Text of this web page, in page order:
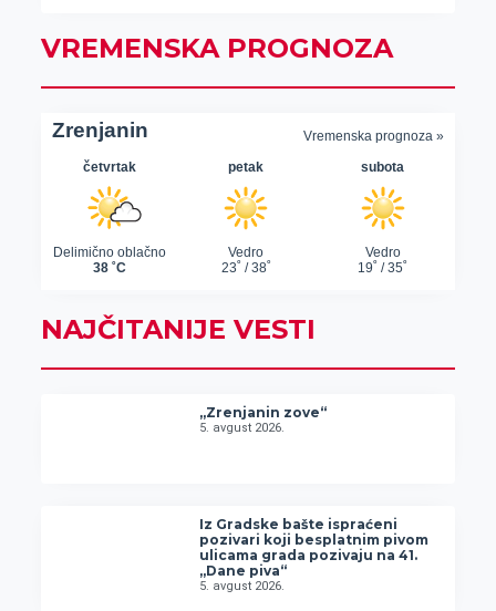
VREMENSKA PROGNOZA
NAJČITANIJE VESTI
„Zrenjanin zove“
5. avgust 2026.
Iz Gradske bašte ispraćeni
pozivari koji besplatnim pivom
ulicama grada pozivaju na 41.
„Dane piva“
5. avgust 2026.